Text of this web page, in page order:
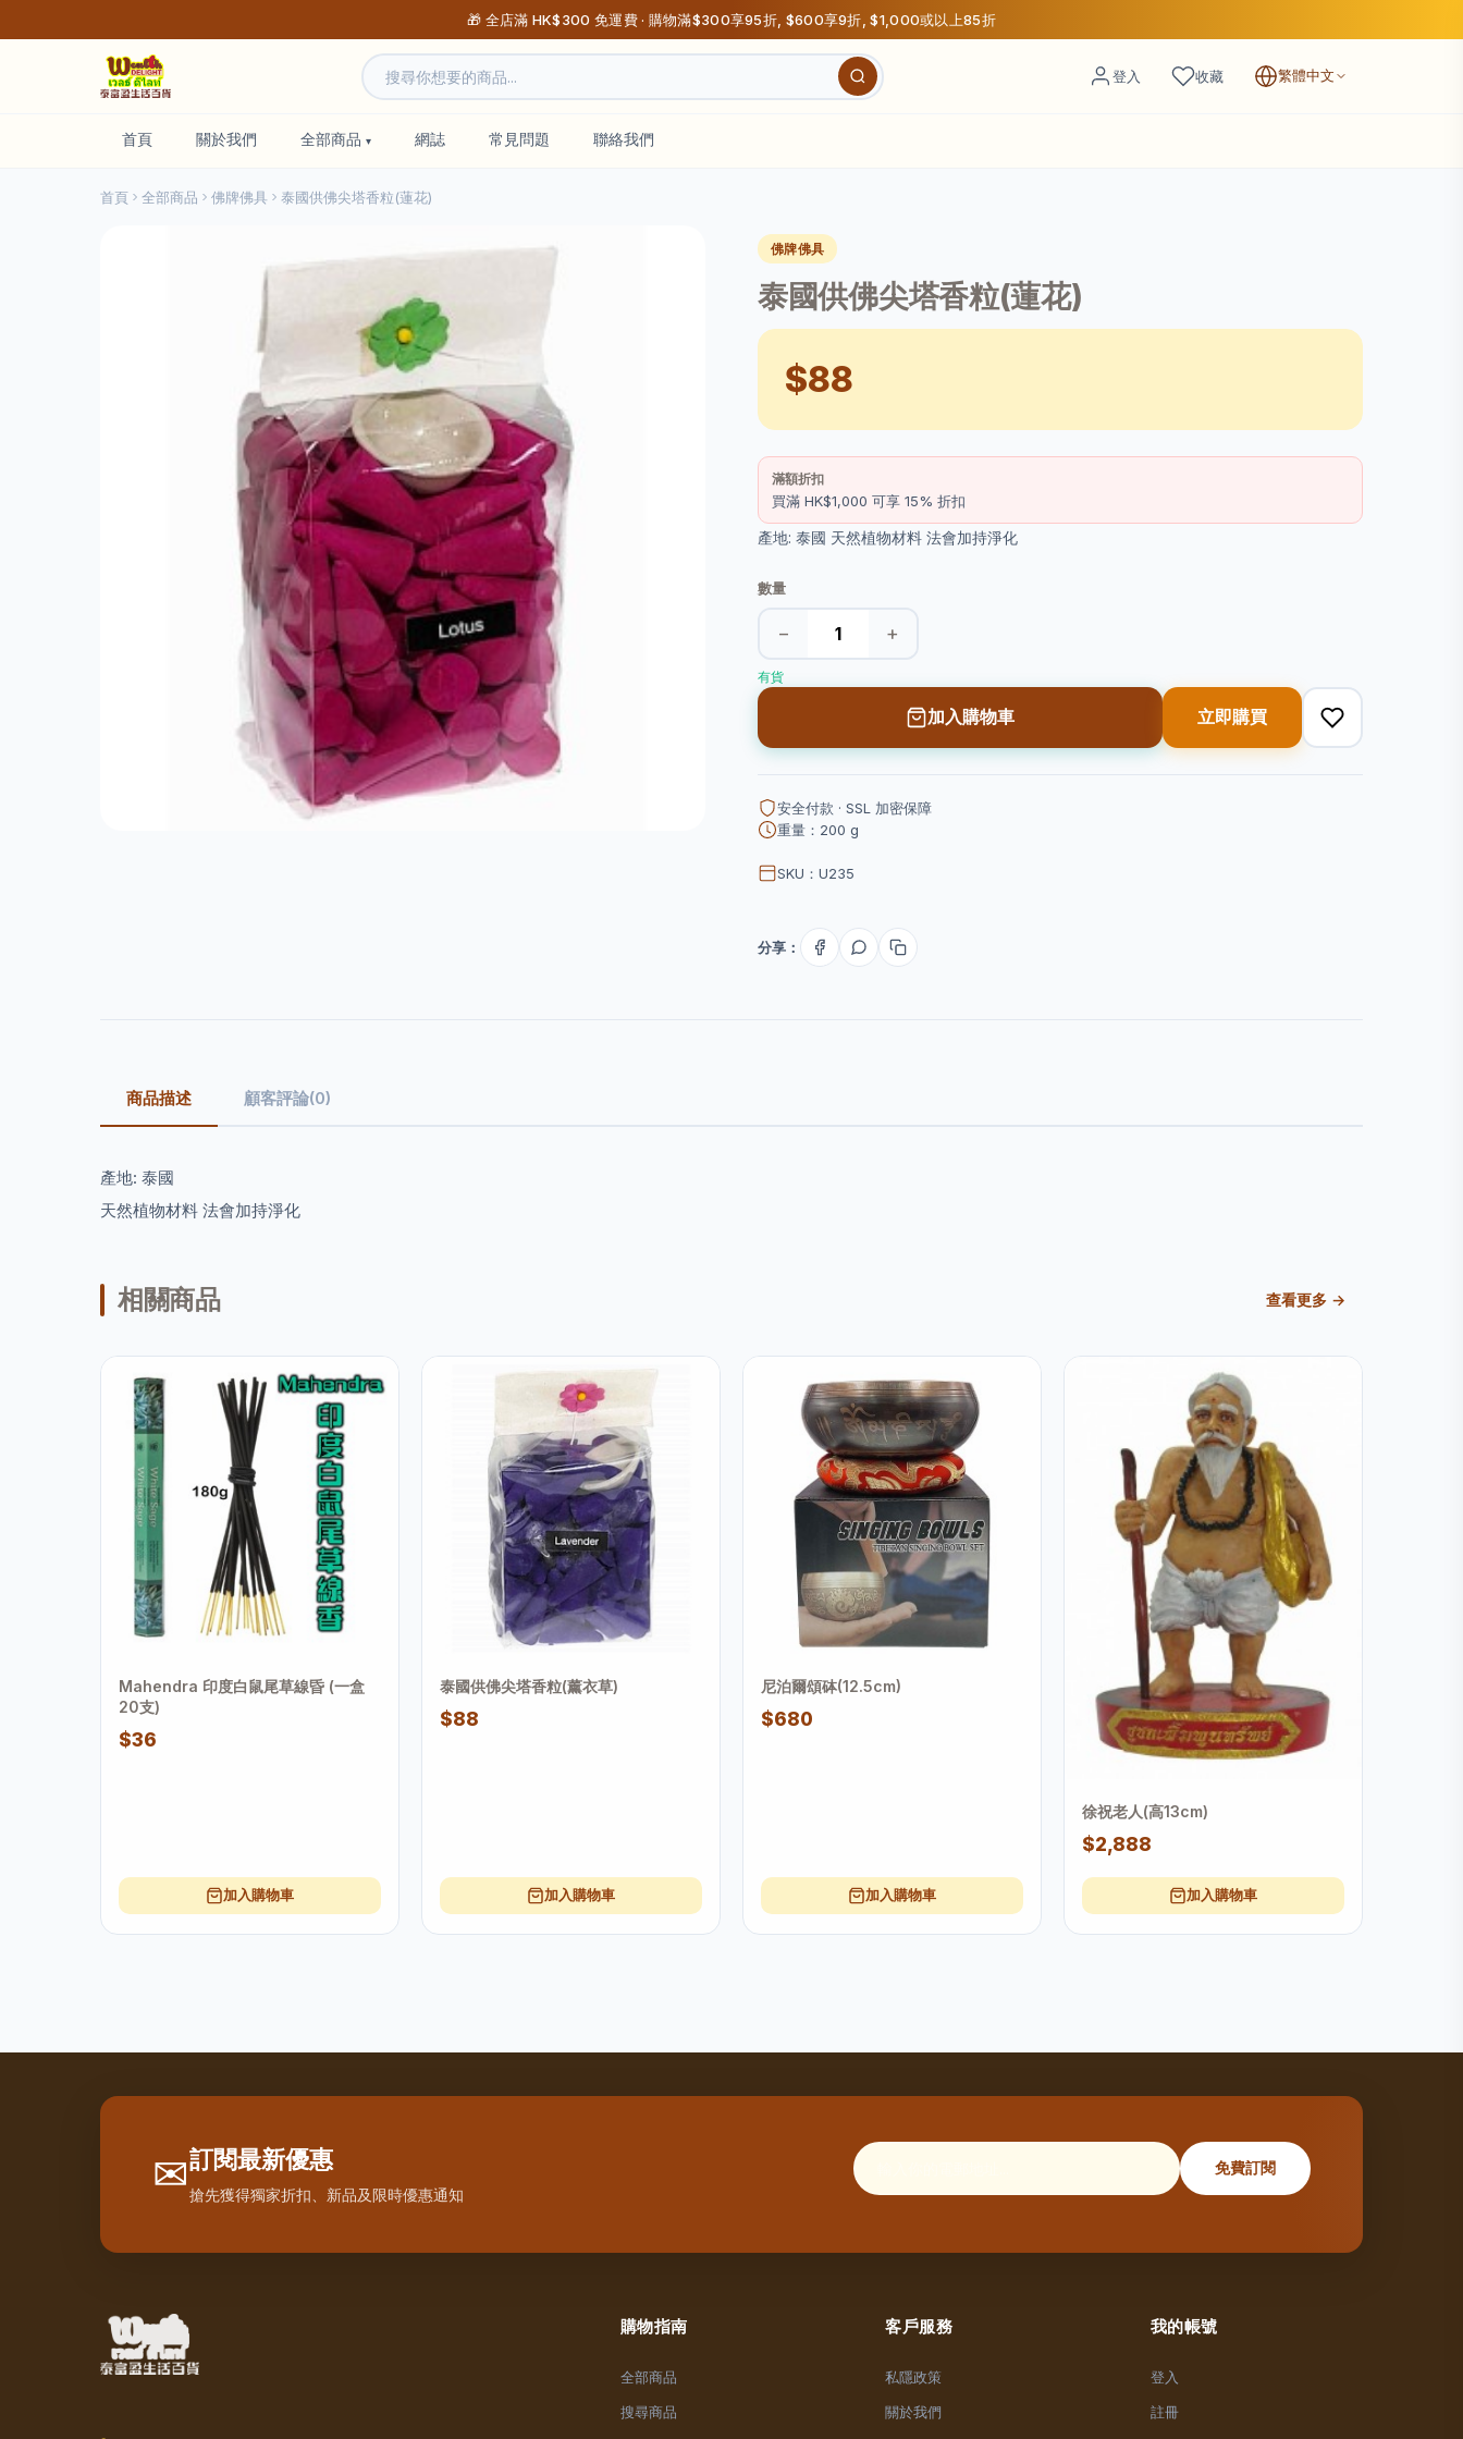
🎁 全店滿 HK$300 免運費 · 購物滿$300享95折, $600享9折, $1,000或以上85折
登入 收藏 繁體中文
首頁 關於我們 全部商品 網誌 常見問題 聯絡我們
首頁 全部商品 佛牌佛具 泰國供佛尖塔香粒(蓮花)
佛牌佛具
泰國供佛尖塔香粒(蓮花)
$88
滿額折扣
買滿 HK$1,000 可享 15% 折扣
產地: 泰國 天然植物材料 法會加持淨化
數量
− +
有貨
加入購物車 立即購買
安全付款 · SSL 加密保障
重量：200 g
SKU：U235
分享：
商品描述 顧客評論(0)
產地: 泰國
天然植物材料 法會加持淨化
相關商品 查看更多 →
Mahendra 印度白鼠尾草線昏 (一盒
20支)
$36
加入購物車
泰國供佛尖塔香粒(薰衣草)
$88
加入購物車
尼泊爾頌砵(12.5cm)
$680
加入購物車
徐祝老人(高13cm)
$2,888
加入購物車
✉訂閱最新優惠
搶先獲得獨家折扣、新品及限時優惠通知
免費訂閱
購物指南
全部商品
搜尋商品
客戶服務
私隱政策
關於我們
我的帳號
登入
註冊